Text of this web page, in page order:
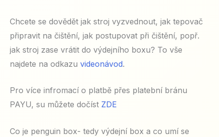
Chcete se dovědět jak stroj vyzvednout, jak tepovač
připravit na čištění, jak postupovat při čištění, popř.
jak stroj zase vrátit do výdejního boxu? To vše
najdete na odkazu videonávod.
Pro více infromací o platbě přes platební bránu
PAYU, su můžete dočíst ZDE
Co je penguin box- tedy výdejní box a co umí se